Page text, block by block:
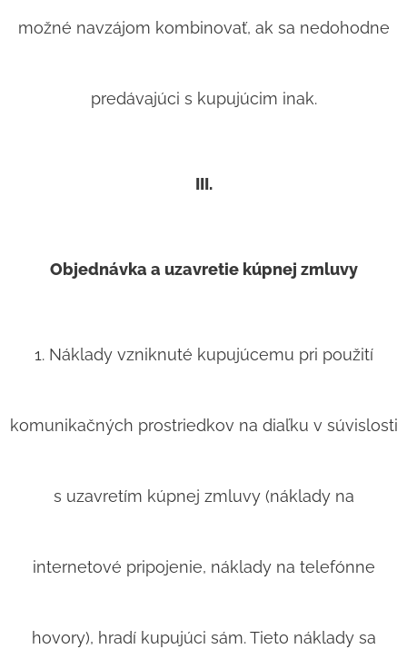
možné navzájom kombinovať, ak sa nedohodne
predávajúci s kupujúcim inak.
III.
Objednávka a uzavretie kúpnej zmluvy
1. Náklady vzniknuté kupujúcemu pri použití
komunikačných prostriedkov na diaľku v súvislosti
s uzavretím kúpnej zmluvy (náklady na
internetové pripojenie, náklady na telefónne
hovory), hradí kupujúci sám. Tieto náklady sa